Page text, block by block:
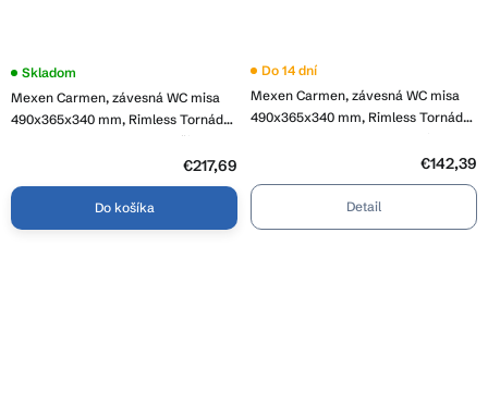
Mexen Carmen, závesná WC misa
490x365x340 mm, Rimless Tornádo
+ WC sedadlo z duroplastu, čierna
Skladom
€217,69
Do košíka
Mexen Carmen, závesná WC misa
490x365x340 mm, Rimless Tornádo
Do 14 dní
€142,39
Detail